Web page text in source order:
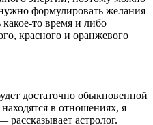
формулировать желания
то время и либо
красного и оранжевого
достаточно обыкновенной
в отношениях, я
астролог.